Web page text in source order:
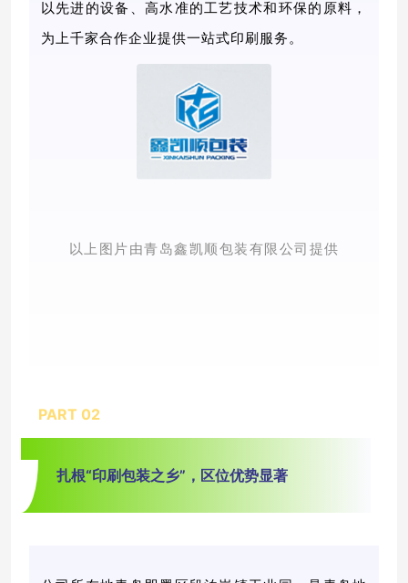
以先进的设备、高水准的工艺技术和环保的原料，
为上千家合作企业提供一站式印刷服务。
以上图片由青岛鑫凯顺包装有限公司提供
PART 02
扎根“印刷包装之乡”，区位优势显著